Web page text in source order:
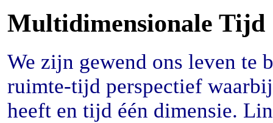
Multidimensionale Tijd
We zijn gewend ons leven te
ruimte-tijd perspectief
heeft en tijd één dimensie.